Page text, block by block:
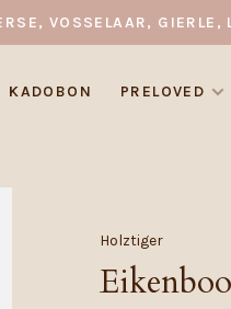
VOSSELAAR, GIERLE,
KADOBON PRELOVED
Holztiger